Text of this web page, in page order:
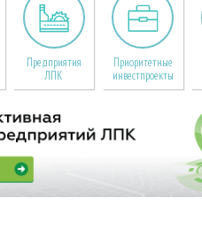
Предприятия
ЛПК
Приоритетные
инвестпроекты